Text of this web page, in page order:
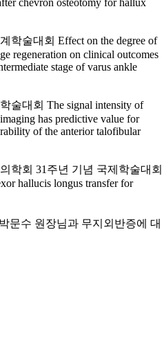
chevron osteotomy for hallux
학술대회 Effect on the degree of
regeneration on clinical outcomes
stage of varus ankle
술대회 The signal intensity of
has predictive value for
of the anterior talofibular
학회 31주년 기념 국제학술대회
hallucis longus transfer for
문수 원장님과 무지외반증에 대